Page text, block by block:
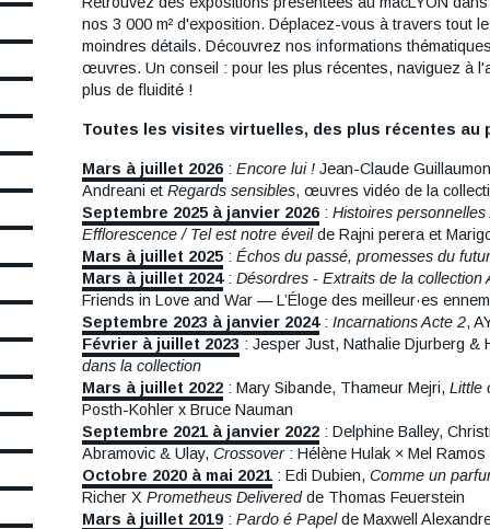
nos 3 000 m² d'exposition. Déplacez-vous à travers tout
moindres détails. Découvrez nos informations
œuvres. Un conseil : pour les plus récentes, naviguez à
plus de fluidité !
Toutes les visites virtuelles, des plus récentes au
Mars à juillet 2026 : Encore lui ! Jean-Claude
Andreani et Regards sensibles, œuvres vidéo de la
Septembre 2025 à janvier 2026 : Histoires
Efflorescence / Tel est notre éveilde Rajni perera et
Mars à juillet 2025 : Échos du passé, promesses du futur
Mars à juillet 2024: Désordres - Extraits de la collection
Friends in Love and War — L’Éloge des meilleur·es
Septembre 2023 à janvier 2024: Incarnations Acte 2,
Février à juillet 2023 : Jesper Just, Nathalie Djurberg &
dans la collection
Mars à juillet 2022 : Mary Sibande, Thameur Mejri, Little
Posth-Kohler x Bruce Nauman
Septembre 2021 à janvier 2022 : Delphine Balley,
Abramovic & Ulay, Crossover: Hélène Hulak × Mel Ramos
Octobre 2020 à mai 2021 : Edi Dubien, Comme un
Richer X Prometheus Deliveredde Thomas Feuerstein
Mars à juillet 2019 : Pardo é Papelde Maxwell